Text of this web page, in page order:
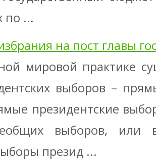
по ...
на пост главы
мировой практике
выборов –
президентские
выборов, или
презид ...